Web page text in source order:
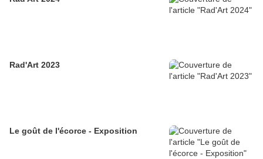
Rad'Art 2023
Le goût de l'écorce - Exposition